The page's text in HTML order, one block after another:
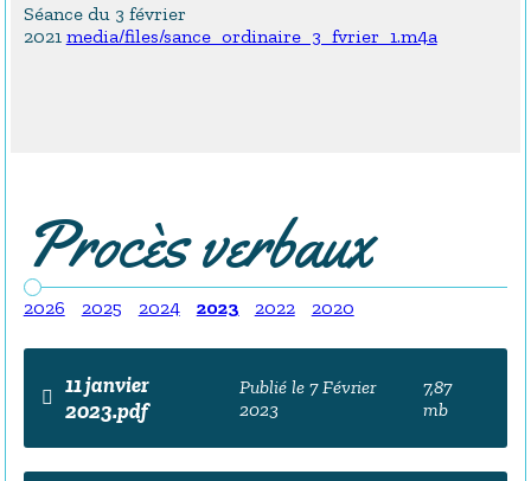
Séance du 3 février
2021 media/files/sance_ordinaire_3_fvrier_1.m4a
Procès verbaux
2026 2025 2024 2023 2022 2020
11 janvier
2023.pdf
Publié le 7 Février
2023
7,87
mb